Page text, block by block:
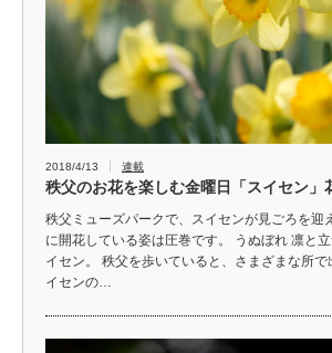
2018/4/13 連載
秩父のお花を楽しむ金曜日「スイセン」
秩父ミューズパークで、スイセンが見ごろを迎
に開花している姿は圧巻です。 うぬぼれ 凛と
イセン。 秩父を歩いていると、さまざまな所
イセンの…